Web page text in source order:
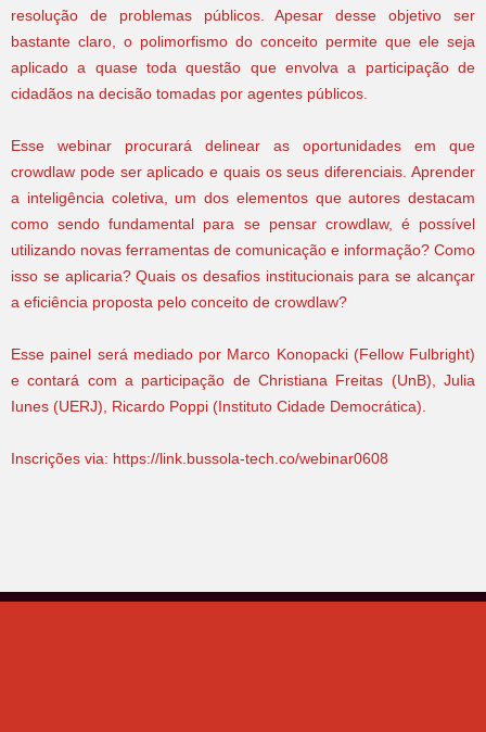
resolução de problemas públicos. Apesar desse objetivo ser
bastante claro, o polimorfismo do conceito permite que ele seja
aplicado a quase toda questão que envolva a participação de
cidadãos na decisão tomadas por agentes públicos.
Esse webinar procurará delinear as oportunidades em que
crowdlaw pode ser aplicado e quais os seus diferenciais. Aprender
a inteligência coletiva, um dos elementos que autores destacam
como sendo fundamental para se pensar crowdlaw, é possível
utilizando novas ferramentas de comunicação e informação? Como
isso se aplicaria? Quais os desafios institucionais para se alcançar
a eficiência proposta pelo conceito de crowdlaw?
Esse painel será mediado por Marco Konopacki (Fellow Fulbright)
e contará com a participação de Christiana Freitas (UnB), Julia
Iunes (UERJ), Ricardo Poppi (Instituto Cidade Democrática).
Inscrições via: https://link.bussola-tech.co/webinar0608